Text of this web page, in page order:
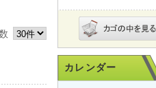
カレンダー